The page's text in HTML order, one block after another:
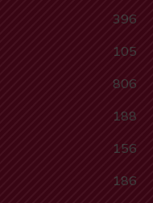
396
105
806
188
156
186